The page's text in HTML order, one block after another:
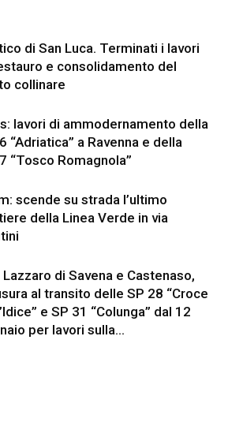
di San Luca. Terminati i lavori
e consolidamento del
collinare
lavori di ammodernamento della
“Adriatica” a Ravenna e della
“Tosco Romagnola”
scende su strada l’ultimo
della Linea Verde in via
Lazzaro di Savena e Castenaso,
al transito delle SP 28 “Croce
e SP 31 “Colunga” dal 12
per lavori sulla...